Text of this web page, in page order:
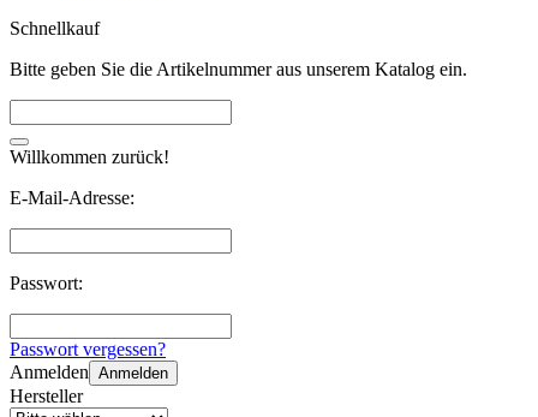
Schnellkauf
Bitte geben Sie die Artikelnummer aus unserem Katalog ein.
Willkommen zurück!
E-Mail-Adresse:
Passwort:
Passwort vergessen?
Anmelden Anmelden
Hersteller